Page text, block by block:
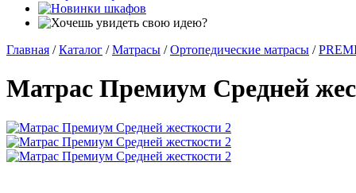
Главная / Каталог / Матрасы / Ортопедические матрасы /
Матрас Премиум Средней